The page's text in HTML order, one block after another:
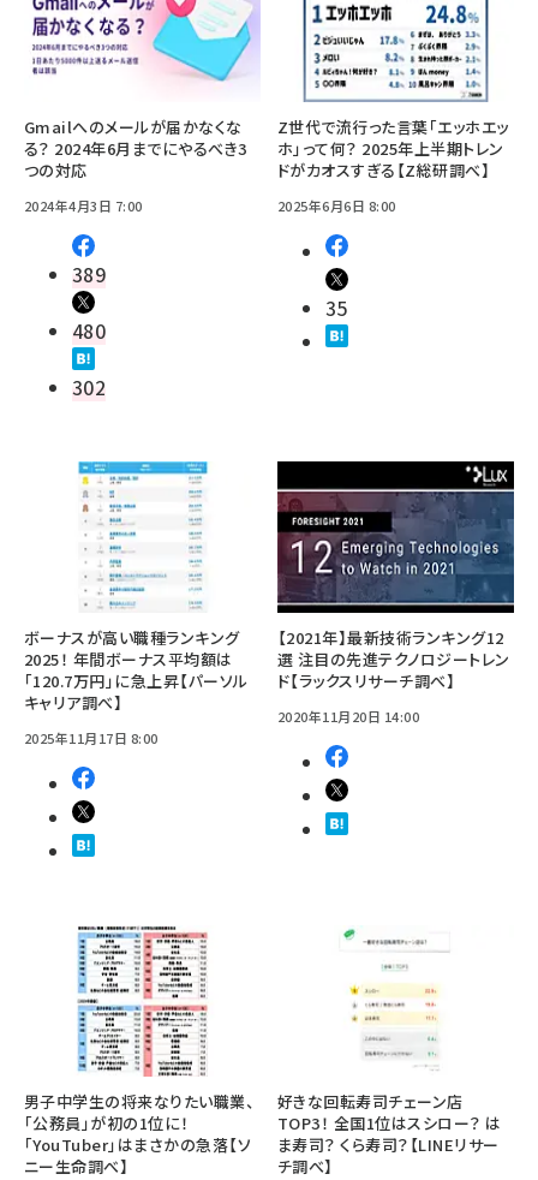
Gmailへのメールが届かなくな
る？ 2024年6月までにやるべき3
つの対応
2024年4月3日 7:00
389
480
302
Z世代で流行った言葉「エッホエッ
ホ」って何？ 2025年上半期トレン
ドがカオスすぎる【Z総研調べ】
2025年6月6日 8:00
35
ボーナスが高い職種ランキング
2025！ 年間ボーナス平均額は
「120.7万円」に急上昇【パーソル
キャリア調べ】
2025年11月17日 8:00
【2021年】最新技術ランキング12
選 注目の先進テクノロジートレン
ド【ラックスリサーチ調べ】
2020年11月20日 14:00
男子中学生の将来なりたい職業、
「公務員」が初の1位に！
「YouTuber」はまさかの急落【ソ
ニー生命調べ】
好きな回転寿司チェーン店
TOP3！ 全国1位はスシロー？ は
ま寿司？ くら寿司？【LINEリサー
チ調べ】